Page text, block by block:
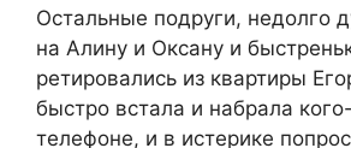
Остальные подруги, недолго
на Алину и Оксану и
ретировались из квартиры
быстро встала и набрала
телефоне, и в истерике